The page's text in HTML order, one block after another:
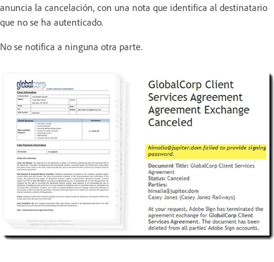
anuncia la cancelación, con una nota que identifica al destinatario
que no se ha autenticado.
No se notifica a ninguna otra parte.